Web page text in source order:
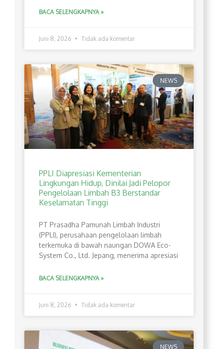
BACA SELENGKAPNYA »
Juni 8, 2026 Tidak ada komentar
NEWS
PPLI Diapresiasi Kementerian
Lingkungan Hidup, Dinilai Jadi Pelopor
Pengelolaan Limbah B3 Berstandar
Keselamatan Tinggi
PT Prasadha Pamunah Limbah Industri
(PPLI), perusahaan pengelolaan limbah
terkemuka di bawah naungan DOWA Eco-
System Co., Ltd. Jepang, menerima apresiasi
BACA SELENGKAPNYA »
Juni 8, 2026 Tidak ada komentar
NEWS